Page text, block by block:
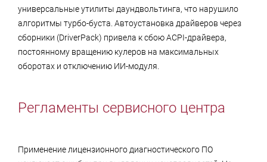
универсальные утилиты даундвольтинга, что нарушило
алгоритмы турбо-буста. Автоустановка драйверов через
сборники (DriverPack) привела к сбою ACPI-драйвера,
постоянному вращению кулеров на максимальных
оборотах и отключению ИИ-модуля.
Регламенты сервисного центра
Применение лицензионного диагностического ПО